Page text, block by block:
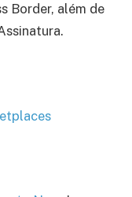
Border, além de